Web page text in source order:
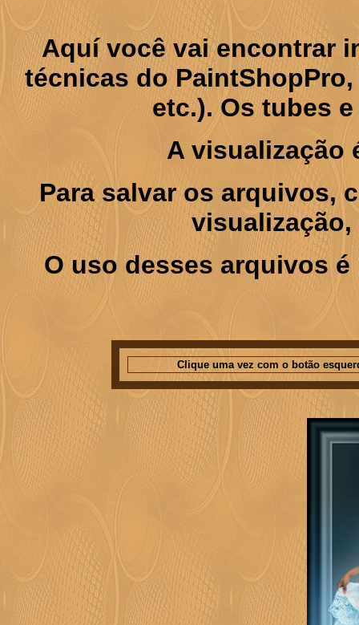
Aquí você vai encontrar
técnicas do
etc.). Os tubes
A visualização
Para salvar os arquivos,
O uso desses arquivos
Clique uma vez com o botão